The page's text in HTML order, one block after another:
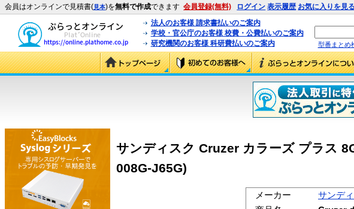
会員はオンラインで見積書(見本)を無料で作成できます 会員登録(無料) ログイン 表示履歴 お気に入りを見る
法人のお客様 請求書払いのご案内
学校・官公庁のお客様 校費・公費払いのご案内
研究機関のお客様 科研費払いのご案内
型番まとめ
サンディスク Cruzer カラーズ プラス
008G-J65G)
メーカー
サンデ